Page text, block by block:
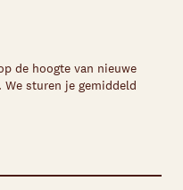
de hoogte van nieuwe
sturen je gemiddeld